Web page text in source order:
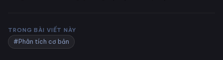
TRONG BÀI VIẾT NÀY
#Phân tích cơ bản